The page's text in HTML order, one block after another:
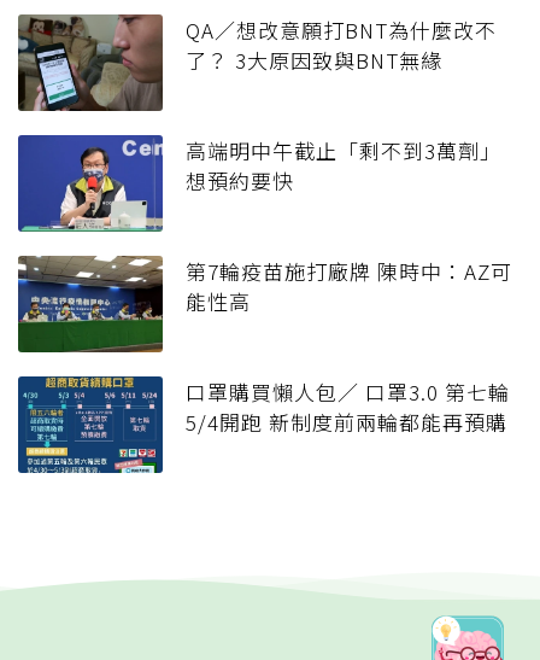
QA／想改意願打BNT為什麼改不
了？ 3大原因致與BNT無緣
高端明中午截止「剩不到3萬劑」
想預約要快
第7輪疫苗施打廠牌 陳時中：AZ可
能性高
口罩購買懶人包／ 口罩3.0 第七輪
5/4開跑 新制度前兩輪都能再預購